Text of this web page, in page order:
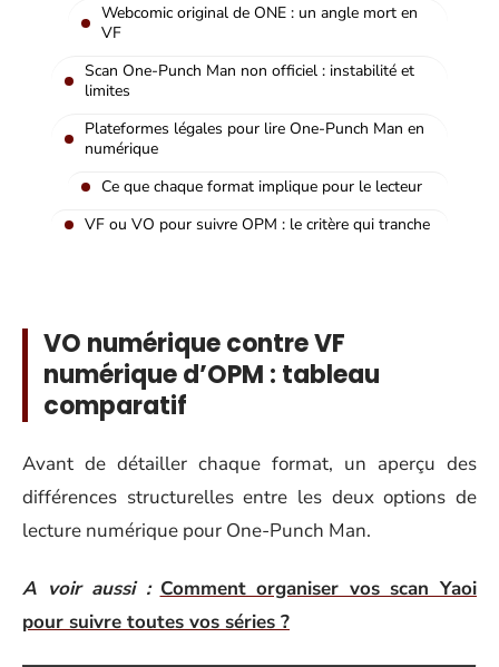
Webcomic original de ONE : un angle mort en
VF
Scan One-Punch Man non officiel : instabilité et
limites
Plateformes légales pour lire One-Punch Man en
numérique
Ce que chaque format implique pour le lecteur
VF ou VO pour suivre OPM : le critère qui tranche
VO numérique contre VF
numérique d’OPM : tableau
comparatif
Avant de détailler chaque format, un aperçu des
différences structurelles entre les deux options de
lecture numérique pour One-Punch Man.
A voir aussi : Comment organiser vos scan Yaoi
pour suivre toutes vos séries ?